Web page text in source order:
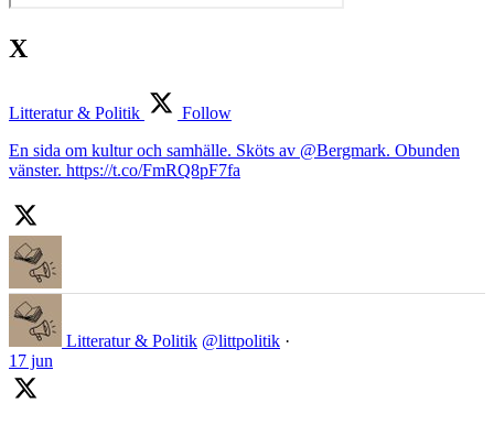
X
Litteratur & Politik
Follow
En sida om kultur och samhälle. Sköts av @Bergmark. Obunden
vänster. https://t.co/FmRQ8pF7fa
Litteratur & Politik @littpolitik ·
17 jun